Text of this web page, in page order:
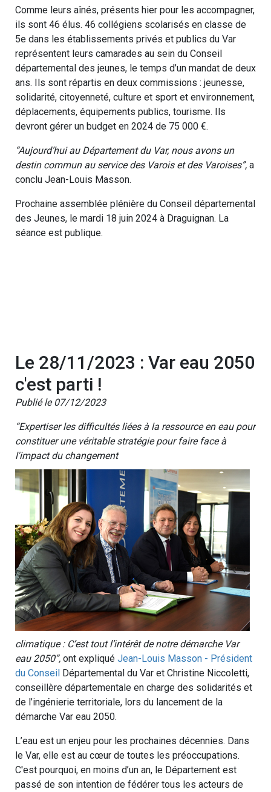
Comme leurs aînés, présents hier pour les accompagner,
ils sont 46 élus. 46 collégiens scolarisés en classe de
5e dans les établissements privés et publics du Var
représentent leurs camarades au sein du Conseil
départemental des jeunes, le temps d’un mandat de deux
ans. Ils sont répartis en deux commissions : jeunesse,
solidarité, citoyenneté, culture et sport et environnement,
déplacements, équipements publics, tourisme. Ils
devront gérer un budget en 2024 de 75 000 €.
“Aujourd’hui au Département du Var, nous avons un
destin commun au service des Varois et des Varoises”, a
conclu Jean-Louis Masson.
Prochaine assemblée plénière du Conseil départemental
des Jeunes, le mardi 18 juin 2024 à Draguignan. La
séance est publique.
Le 28/11/2023 : Var eau 2050
c'est parti !
Publié le 07/12/2023
“Expertiser les difficultés liées à la ressource en eau pour
constituer une véritable stratégie pour faire face à
l'impact du changement
climatique : C’est tout l’intérêt de notre démarche Var
eau 2050”, ont expliqué Jean-Louis Masson - Président
du Conseil Départemental du Var et Christine Niccoletti,
conseillère départementale en charge des solidarités et
de l’ingénierie territoriale, lors du lancement de la
démarche Var eau 2050.
L’eau est un enjeu pour les prochaines décennies. Dans
le Var, elle est au cœur de toutes les préoccupations.
C'est pourquoi, en moins d’un an, le Département est
passé de son intention de fédérer tous les acteurs de